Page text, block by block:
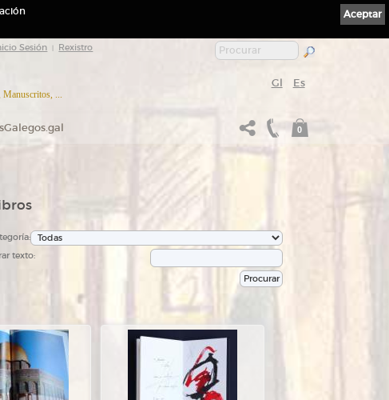
Sesión Rexistro
Manuscritos, ...
Gl Es
0
texto:
Aceptar